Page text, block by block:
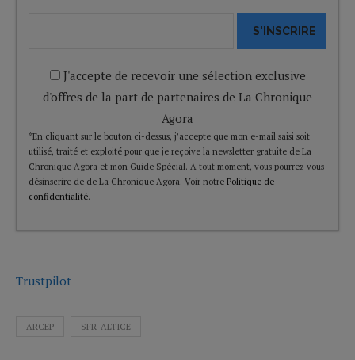
S'INSCRIRE
J'accepte de recevoir une sélection exclusive
d'offres de la part de partenaires de La Chronique
Agora
*En cliquant sur le bouton ci-dessus, j’accepte que mon e-mail saisi soit
utilisé, traité et exploité pour que je reçoive la newsletter gratuite de La
Chronique Agora et mon Guide Spécial. A tout moment, vous pourrez vous
désinscrire de de La Chronique Agora. Voir notre Politique de
confidentialité.
Trustpilot
ARCEP SFR-ALTICE